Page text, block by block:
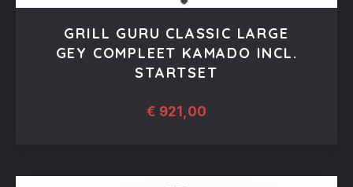
GRILL GURU CLASSIC LARGE
GEY COMPLEET KAMADO INCL.
STARTSET
€ 921,00